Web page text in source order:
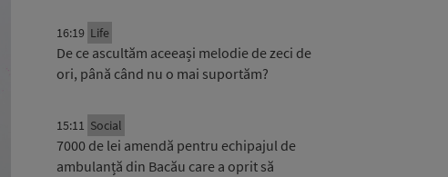
16:19 Life
De ce ascultăm aceeași melodie de zeci de
ori, până când nu o mai suportăm?
15:11 Social
7000 de lei amendă pentru echipajul de
ambulanță din Bacău care a oprit să